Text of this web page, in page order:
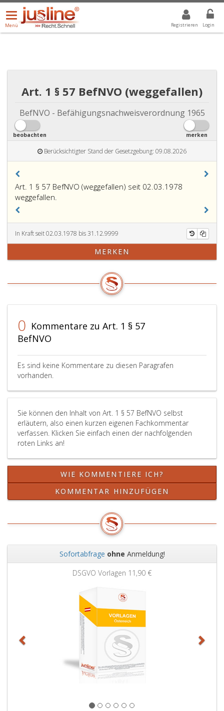
Registrieren Login
Menü
öffnen/schließen
Menü
ALLE DROPDOWN: GEWÄHLTER WERT IST ALLE
Art. 1 § 57 BefNVO (weggefallen)
BefNVO - Befähigungsnachweisverordnung 1965
beobachten merken
Berücksichtigter Stand der Gesetzgebung: 09.08.2026
Art. 1 § 57 BefNVO (weggefallen) seit 02.03.1978
weggefallen.
In Kraft seit 02.03.1978 bis 31.12.9999
MERKEN
0 Kommentare zu Art. 1 § 57
BefNVO
Es sind keine Kommentare zu diesen Paragrafen
vorhanden.
Sie können den Inhalt von Art. 1 § 57 BefNVO selbst
erläutern, also einen kurzen eigenen Fachkommentar
verfassen. Klicken Sie einfach einen der nachfolgenden
roten Links an!
WIE KOMMENTIERE ICH?
KOMMENTAR HINZUFÜGEN
Sofortabfrage ohne Anmeldung!
DSGVO Vorlagen 11,90 €